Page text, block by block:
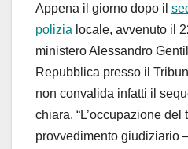
Appena il giorno dopo il
polizia locale, avvenuto il
ministero Alessandro
Repubblica presso il
non convalida infatti il
chiara. “L’occupazione del
provvedimento giudiziario